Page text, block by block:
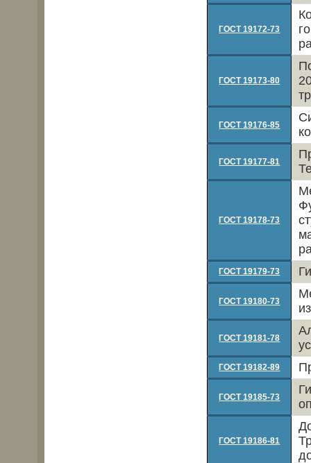
ГОСТ 19172-73
ГОСТ 19173-80
ГОСТ 19176-85
ГОСТ 19177-81
ГОСТ 19178-73
ГОСТ 19179-73
ГОСТ 19180-73
ГОСТ 19181-78
ГОСТ 19182-89
ГОСТ 19185-73
ГОСТ 19186-81